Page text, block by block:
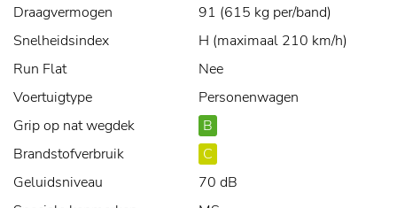
Draagvermogen
91 (615 kg per/band)
Snelheidsindex
H (maximaal 210 km/h)
Run Flat
Nee
Voertuigtype
Personenwagen
Grip op nat wegdek
B
Brandstofverbruik
C
Geluidsniveau
70 dB